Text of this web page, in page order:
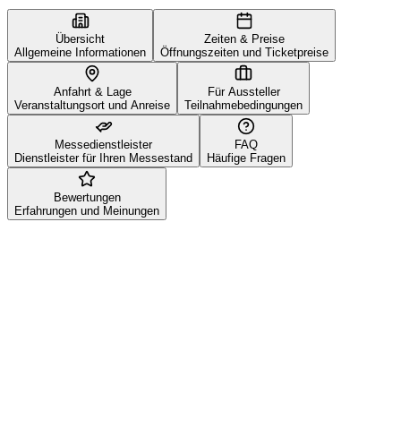
Übersicht
Allgemeine Informationen
Zeiten & Preise
Öffnungszeiten und Ticketpreise
Anfahrt & Lage
Veranstaltungsort und Anreise
Für Aussteller
Teilnahmebedingungen
Messedienstleister
Dienstleister für Ihren Messestand
FAQ
Häufige Fragen
Bewertungen
Erfahrungen und Meinungen